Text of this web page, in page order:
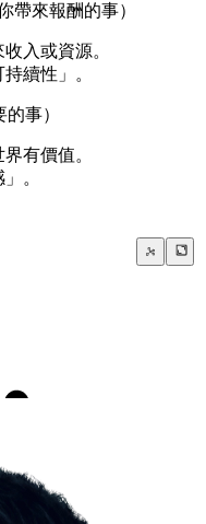
帶來報酬的事）
入或資源。
續性」。
事）
有價值。
。